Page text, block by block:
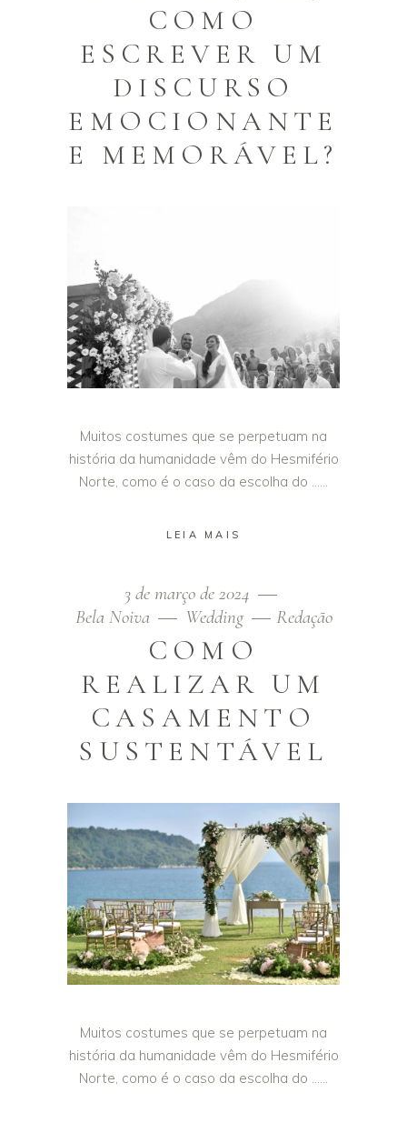
COMO
ESCREVER UM
DISCURSO
EMOCIONANTE
E MEMORÁVEL?
Muitos costumes que se perpetuam na
história da humanidade vêm do Hesmifério
Norte, como é o caso da escolha do …
LEIA MAIS
3 de março de 2024
Bela Noiva
Wedding Redação
COMO
REALIZAR UM
CASAMENTO
SUSTENTÁVEL
Muitos costumes que se perpetuam na
história da humanidade vêm do Hesmifério
Norte, como é o caso da escolha do …